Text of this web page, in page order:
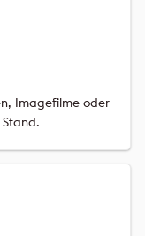
Imagefilme oder